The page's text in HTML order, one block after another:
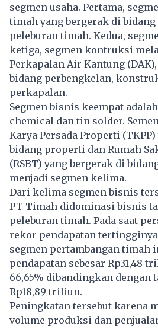
segmen usaha. Pertama,
timah yang bergerak di
peleburan timah. Kedua,
ketiga, segmen kontruksi
Perkapalan Air Kantung
bidang perbengkelan,
perkapalan.
Segmen bisnis keempat
chemical dan tin solder.
Karya Persada Properti
bidang properti dan Rumah
(RSBT) yang bergerak di
menjadi segmen kelima.
Dari kelima segmen bisnis
PT Timah didominasi bisnis
peleburan timah. Pada saat
rekor pendapatan tertingginya
segmen pertambangan timah
pendapatan sebesar Rp31,48
66,65% dibandingkan dengan
Rp18,89 triliun.
Peningkatan tersebut karena
volume produksi dan